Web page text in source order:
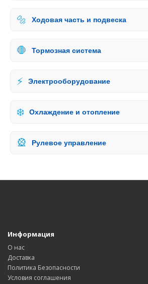
🔩 Ходовая часть и подвеска
🛑 Тормозная система
⚡ Электрооборудование
❄️ Охлаждение и отопление
🎡 Рулевое управление
Информация
О нас
Доставка
Политика Безопасности
Условия соглашения